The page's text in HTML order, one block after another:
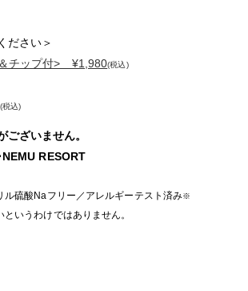
ださい＞
チップ付> ¥1,980(税込)
(税込)
ざいません。
RESORT
硫酸Naフリー／アレルギーテスト済み※
いうわけではありません。